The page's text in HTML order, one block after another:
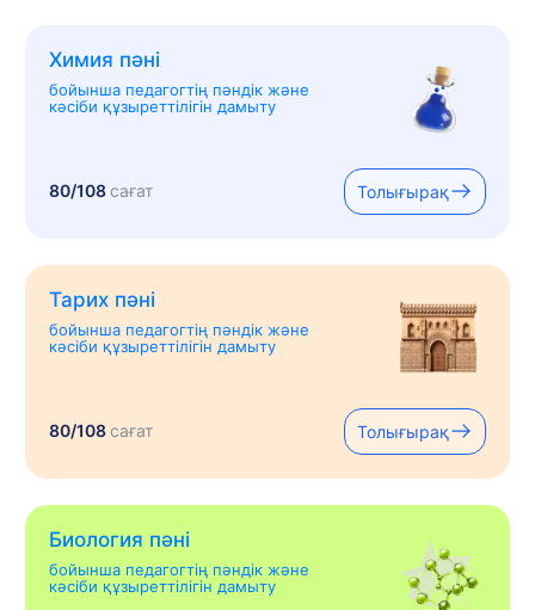
Химия пәні
бойынша педагогтің пәндік және
кәсіби құзыреттілігін дамыту
80/108сағат Толығырақ
Тарих пәні
бойынша педагогтің пәндік және
кәсіби құзыреттілігін дамыту
80/108сағат Толығырақ
Биология пәні
бойынша педагогтің пәндік және
кәсіби құзыреттілігін дамыту